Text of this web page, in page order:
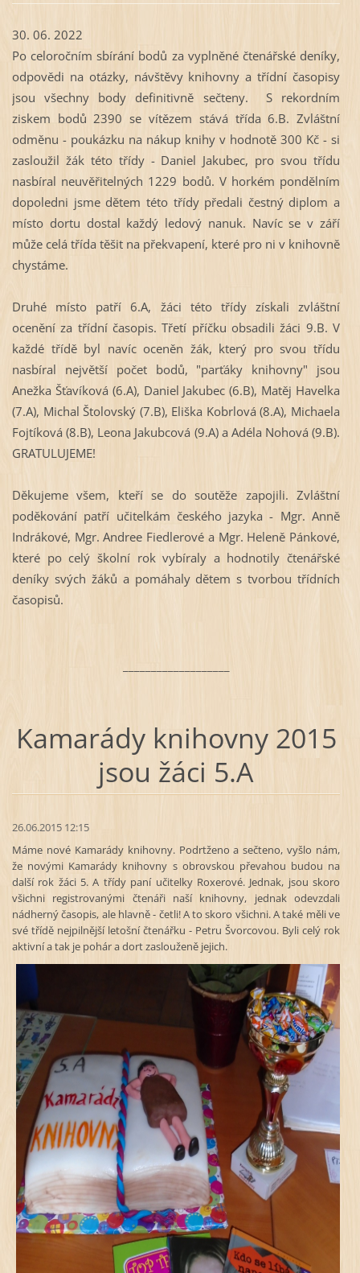
30. 06. 2022
Po celoročním sbírání bodů za vyplněné čtenářské deníky,
odpovědi na otázky, návštěvy knihovny a třídní časopisy
jsou všechny body definitivně sečteny. S rekordním
ziskem bodů 2390 se vítězem stává třída 6.B. Zvláštní
odměnu - poukázku na nákup knihy v hodnotě 300 Kč - si
zasloužil žák této třídy - Daniel Jakubec, pro svou třídu
nasbíral neuvěřitelných 1229 bodů. V horkém pondělním
dopoledni jsme dětem této třídy předali čestný diplom a
místo dortu dostal každý ledový nanuk. Navíc se v září
může celá třída těšit na překvapení, které pro ni v knihovně
chystáme.
Druhé místo patří 6.A, žáci této třídy získali zvláštní
ocenění za třídní časopis. Třetí příčku obsadili žáci 9.B. V
každé třídě byl navíc oceněn žák, který pro svou třídu
nasbíral největší počet bodů, "parťáky knihovny" jsou
Anežka Šťavíková (6.A), Daniel Jakubec (6.B), Matěj Havelka
(7.A), Michal Štolovský (7.B), Eliška Kobrlová (8.A), Michaela
Fojtíková (8.B), Leona Jakubcová (9.A) a Adéla Nohová (9.B).
GRATULUJEME!
Děkujeme všem, kteří se do soutěže zapojili. Zvláštní
poděkování patří učitelkám českého jazyka - Mgr. Anně
Indrákové, Mgr. Andree Fiedlerové a Mgr. Heleně Pánkové,
které po celý školní rok vybíraly a hodnotily čtenářské
deníky svých žáků a pomáhaly dětem s tvorbou třídních
časopisů.
Kamarády knihovny 2015
jsou žáci 5.A
26.06.2015 12:15
Máme nové Kamarády knihovny. Podrtženo a sečteno, vyšlo nám,
že novými Kamarády knihovny s obrovskou převahou budou na
další rok žáci 5. A třídy paní učitelky Roxerové. Jednak, jsou skoro
všichni registrovanými čtenáři naší knihovny, jednak odevzdali
nádherný časopis, ale hlavně - četli! A to skoro všichni. A také měli ve
své třídě nejpilnější letošní čtenářku - Petru Švorcovou. Byli celý rok
aktivní a tak je pohár a dort zaslouženě jejich.